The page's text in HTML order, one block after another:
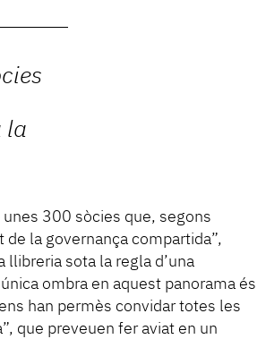
la
300 sòcies que, segons
de la governança compartida”,
sota la regla d’una
ombra en aquest panorama és
han permès convidar totes les
que preveuen fer aviat en un